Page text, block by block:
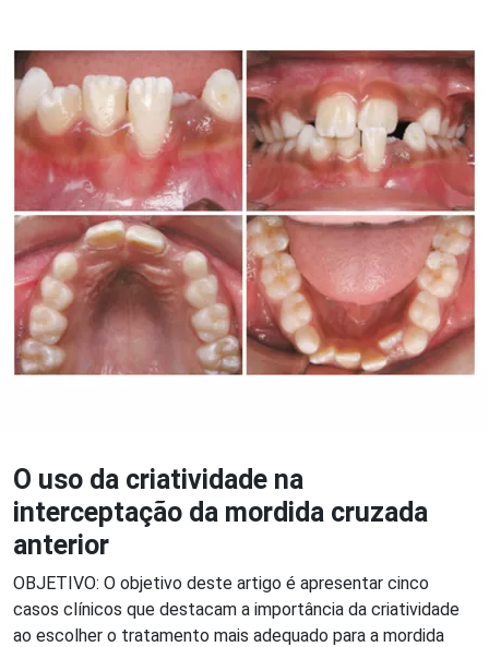
O uso da criatividade na
interceptação da mordida cruzada
anterior
OBJETIVO: O objetivo deste artigo é apresentar cinco
casos clínicos que destacam a importância da criatividade
ao escolher o tratamento mais adequado para a mordida